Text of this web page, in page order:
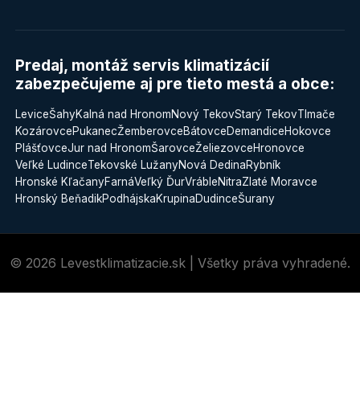
Predaj, montáž servis klimatizácií
zabezpečujeme aj pre tieto mestá a obce:
LeviceŠahyKalná nad HronomNový TekovStarý TekovTlmače
KozárovcePukanecŽemberovceBátovceDemandiceHokovce
PlášťovceJur nad HronomŠarovceŽeliezovceHronovce
Veľké LudinceTekovské LužanyNová DedinaRybník
Hronské KľačanyFarnáVeľký ĎurVrábleNitraZlaté Moravce
Hronský BeňadikPodhájskaKrupinaDudinceŠurany
© 2026 Levestklimatizacie.sk | Všetky práva vyhradené.